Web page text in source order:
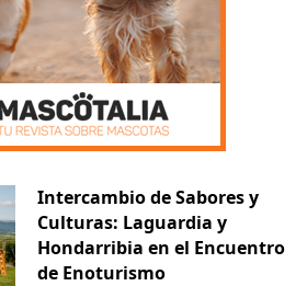
Intercambio de Sabores y
Culturas: Laguardia y
Hondarribia en el Encuentro
de Enoturismo